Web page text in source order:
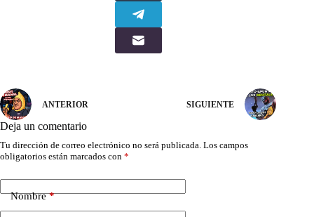
ANTERIOR SIGUIENTE
Deja un comentario
Tu dirección de correo electrónico no será publicada. Los campos
obligatorios están marcados con *
Nombre*